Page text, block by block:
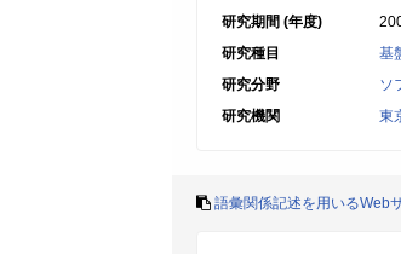
研究期間 (年度)
研究種目
基
研究分野
ソ
研究機関
東
語彙関係記述を用いるWeb